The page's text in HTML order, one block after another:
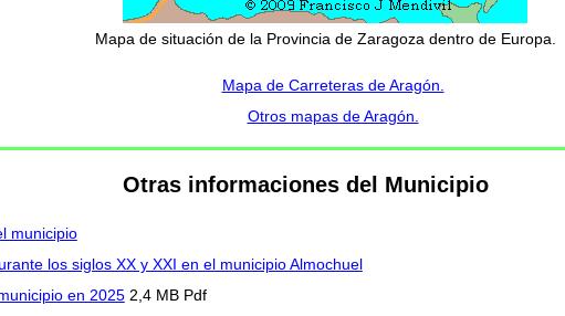
Mapa de situación de la Provincia de Zaragoza dentro de Europa.
Mapa de Carreteras de Aragón.
Otros mapas de Aragón.
Otras informaciones del Municipio
municipio
los siglos XX y XXI en el municipio Almochuel
en 20252,4 MB Pdf